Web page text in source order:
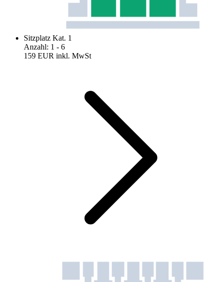
Sitzplatz Kat. 1
Anzahl: 1 - 6
159 EUR inkl. MwSt